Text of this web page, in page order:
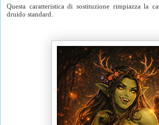
Questa caratteristica di sostituzione rimpiazza la
druido standard.